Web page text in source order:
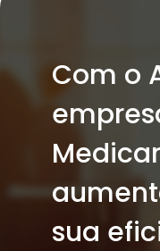
Com o
sua